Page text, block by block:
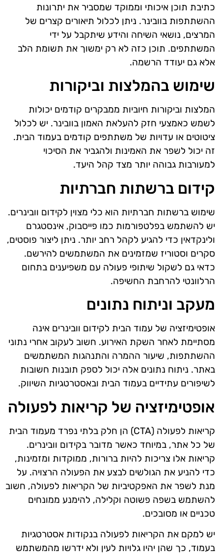
כתיבת תוכן איכותי וממוקד שמסביר את יתרונות
ההשתתפות בוובינר. ניתן לכלול תיאורים קצרים של
המרצים, נושאי השיחה והידע שיתקבל על ידי
המשתתפים. תוכן כזה לא רק ימשוך את תשומת הלב
אלא גם יעודד הרשמה.
שימוש בהמלצות וביקורות
המלצות וביקורות חיוביות ממבקרים קודמים יכולות
לשמש כאמצעי חזק להעלאת האמון בוובינר. יש לכלול
ציטוטים או עדויות של משתתפים קודמים בעמוד הבית.
זה יכול לשפר את האמינות ולהגביר את הסיכוי
למעורבות גבוהה יותר מצד קהל היעד.
קידום ברשתות חברתיות
שימוש ברשתות חברתיות הוא כלי מצוין לקידום וובינרים.
יש להשתמש בפלטפורמות כמו פייסבוק, אינסטגרם
ולינקדאין כדי להגיע לקהל רחב יותר. ניתן ליצור פוסטים,
סקרים וסטוריז שמזמינים את המשתמשים להירשם.
כדאי גם לשקול שיתופי פעולה עם משפיענים בתחום
הרלוונטי להרחבת החשיפה.
מעקב וניתוח נתונים
אופטימיזציה של עמוד הבית לקידום וובינרים אינה
מסתיימת לאחר השקת האירוע. חשוב לעקוב אחרי נתוני
ההשתתפות, שיעור ההמרה והתנהגות המשתמשים
באתר. ניתוח נתונים אלה יכול לספק תובנות חשובות
לשיפורים עתידיים בעמוד הבית ובאסטרטגיות השיווק.
אופטימיזציה של קריאות לפעולה
קריאות לפעולה (CTA) הן חלק בלתי נפרד מעמוד הבית
של כל אתר, במיוחד כאשר מדובר בקידום וובינרים.
קריאות אלו צריכות להיות ברורות, ממוקדות ומזמינות,
כדי להניע את הגולשים לבצע את הפעולה הרצויה. על
מנת לשפר את האפקטיביות של הקריאות לפעולה, חשוב
להשתמש בשפה פשוטה וקלילה, להימנע ממונחים
טכניים או מסובכים.
יש למקם את הקריאות לפעולה בנקודות אסטרטגיות
בעמוד, כך שהן יהיו גלויות לעין ולא ידרשו מהמשתמש